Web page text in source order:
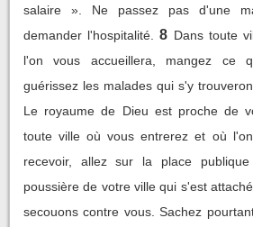
salaire ». Ne passez pas d'une
demander l'hospitalité.
8 Dans toute
l'on vous accueillera, mangez ce
guérissez les malades qui s'y
Le royaume de Dieu est proche de
toute ville où vous entrerez et où
recevoir, allez sur la place
poussière de votre ville qui s'est
secouons contre vous. Sachez